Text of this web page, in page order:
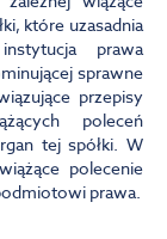
które uzasadnia
prawa
sprawne
przepisy
poleceń
tej spółki. W
polecenie
prawa.